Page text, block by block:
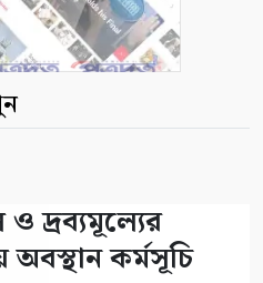
দ্রব্যমূল্যের
অবস্থান কর্মসূচি